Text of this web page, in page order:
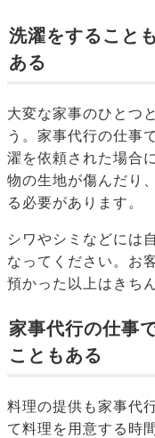
洗濯をすること
ある
大変な家事のひとつ
う。家事代行の仕事
濯を依頼された場合
物の生地が傷んだり
る必要があります。
シワやシミなどには
なってください。お
預かった以上はきち
家事代行の仕事
こともある
料理の提供も家事代
て料理を用意する時